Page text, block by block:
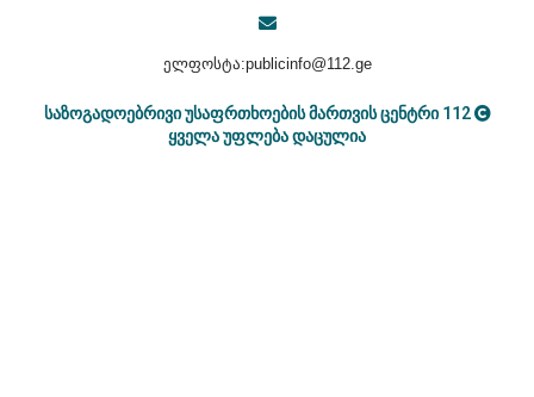
ელფოსტა:publicinfo@112.ge
საზოგადოებრივი უსაფრთხოების მართვის ცენტრი 112
ყველა უფლება დაცულია